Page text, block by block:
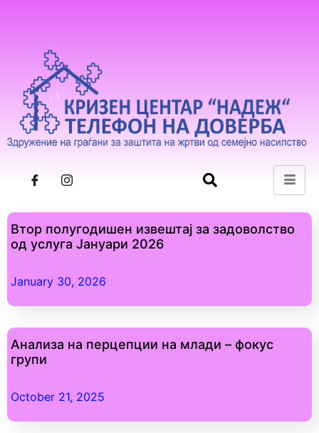
Втор полугодишен извештај за задоволство
од услуга Јануари 2026
January 30, 2026
Анализа на перцепции на млади – фокус
групи
October 21, 2025